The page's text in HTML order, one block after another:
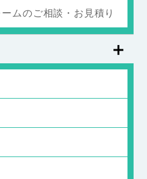
ムのご相談・お見積り